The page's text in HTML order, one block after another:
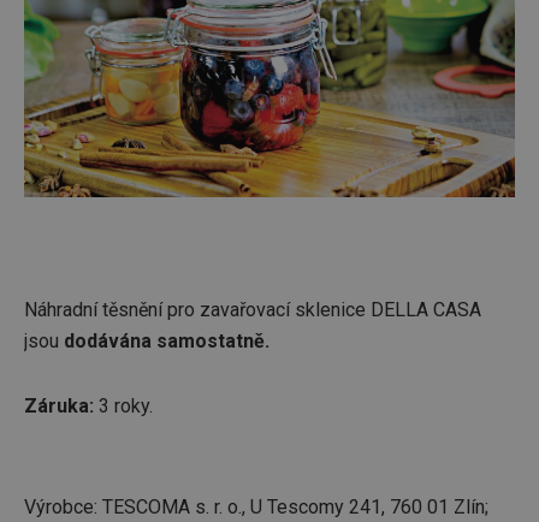
Náhradní těsnění pro zavařovací sklenice DELLA CASA
jsou dodávána samostatně.
Záruka: 3 roky.
Výrobce: TESCOMA s. r. o., U Tescomy 241, 760 01 Zlín;